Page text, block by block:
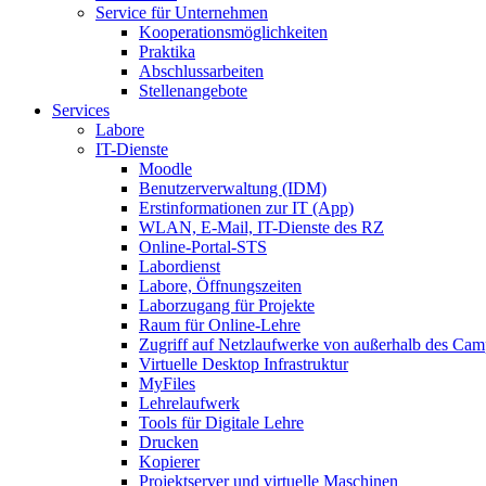
Service für Unternehmen
Kooperationsmöglichkeiten
Praktika
Abschlussarbeiten
Stellenangebote
Services
Labore
IT-Dienste
Moodle
Benutzerverwaltung (IDM)
Erstinformationen zur IT (App)
WLAN, E-Mail, IT-Dienste des RZ
Online-Portal-STS
Labordienst
Labore, Öffnungszeiten
Laborzugang für Projekte
Raum für Online-Lehre
Zugriff auf Netzlaufwerke von außerhalb des
Virtuelle Desktop Infrastruktur
MyFiles
Lehrelaufwerk
Tools für Digitale Lehre
Drucken
Kopierer
Projektserver und virtuelle Maschinen